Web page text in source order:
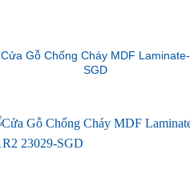
Cửa Gỗ Chống Cháy MDF Laminate-
SGD